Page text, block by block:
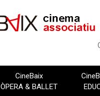
CineBaix
ÒPERA & BALLET